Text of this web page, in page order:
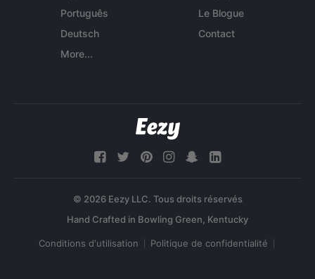
Português
Deutsch
More...
Le Blogue
Contact
© 2026 Eezy LLC. Tous droits réservés
Conditions d'utilisation Politique de confidentialité